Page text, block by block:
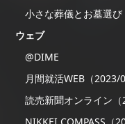
小さな葬儀とお墓選
ウェブ
@DIME
月間就活WEB（2023/
読売新聞オンライン（